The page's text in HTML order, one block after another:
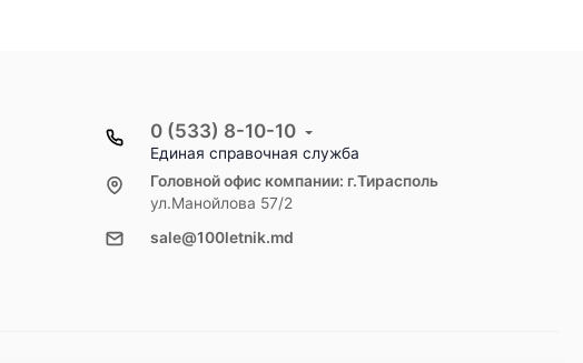
0 (533) 8-10-10
Единая справочная служба
Головной офис компании: г.Тирасполь
ул.Манойлова 57/2
sale@100letnik.md